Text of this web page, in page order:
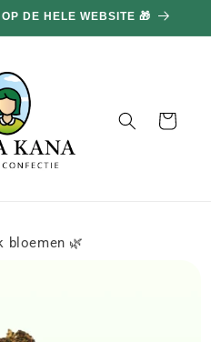
DE HELE WEBSITE 🎁
Mand
bloemen 🌿